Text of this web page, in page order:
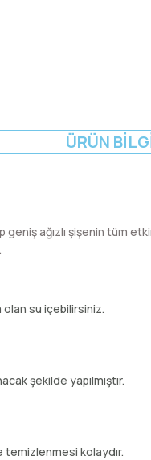
ÜRÜN
ağızlı şişenin tüm
su içebilirsiniz.
şekilde yapılmıştır.
temizlenmesi kolaydır.